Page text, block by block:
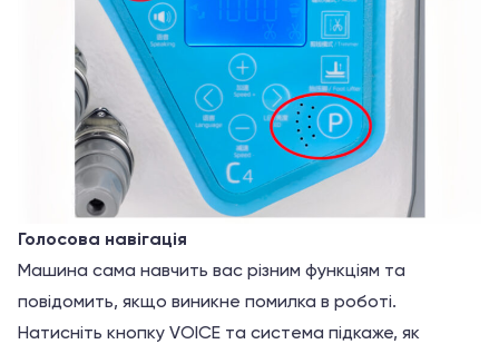
Голосова навігація
Машина сама навчить вас різним функціям та
повідомить, якщо виникне помилка в роботі.
Натисніть кнопку VOICE та система підкаже, як